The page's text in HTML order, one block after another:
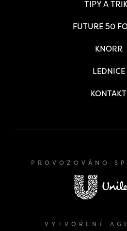
TIPY A
FUTURE 50
KNORR
LEDNICE
KONTAKT
PROVOZOVÁNO
VYTVOŘENÉ